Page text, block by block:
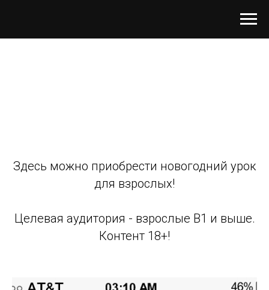
Здесь можно приобрести новогодний урок
для взрослых!
Целевая аудитория - взрослые В1 и выше.
Контент 18+!